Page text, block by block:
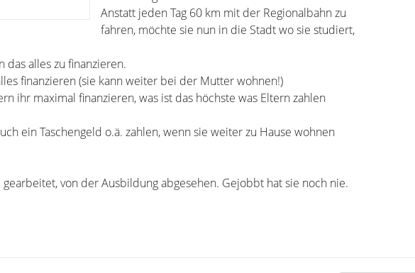
Anstatt jeden Tag 60 km mit der Regionalbahn zu
fahren, möchte sie nun in die Stadt wo sie studiert,
alles zu finanzieren.
finanzieren (sie kann weiter bei der Mutter wohnen!)
ihr maximal finanzieren, was ist das höchste was Eltern zahlen
ein Taschengeld o.ä. zahlen, wenn sie weiter zu Hause wohnen
von der Ausbildung abgesehen. Gejobbt hat sie noch nie.